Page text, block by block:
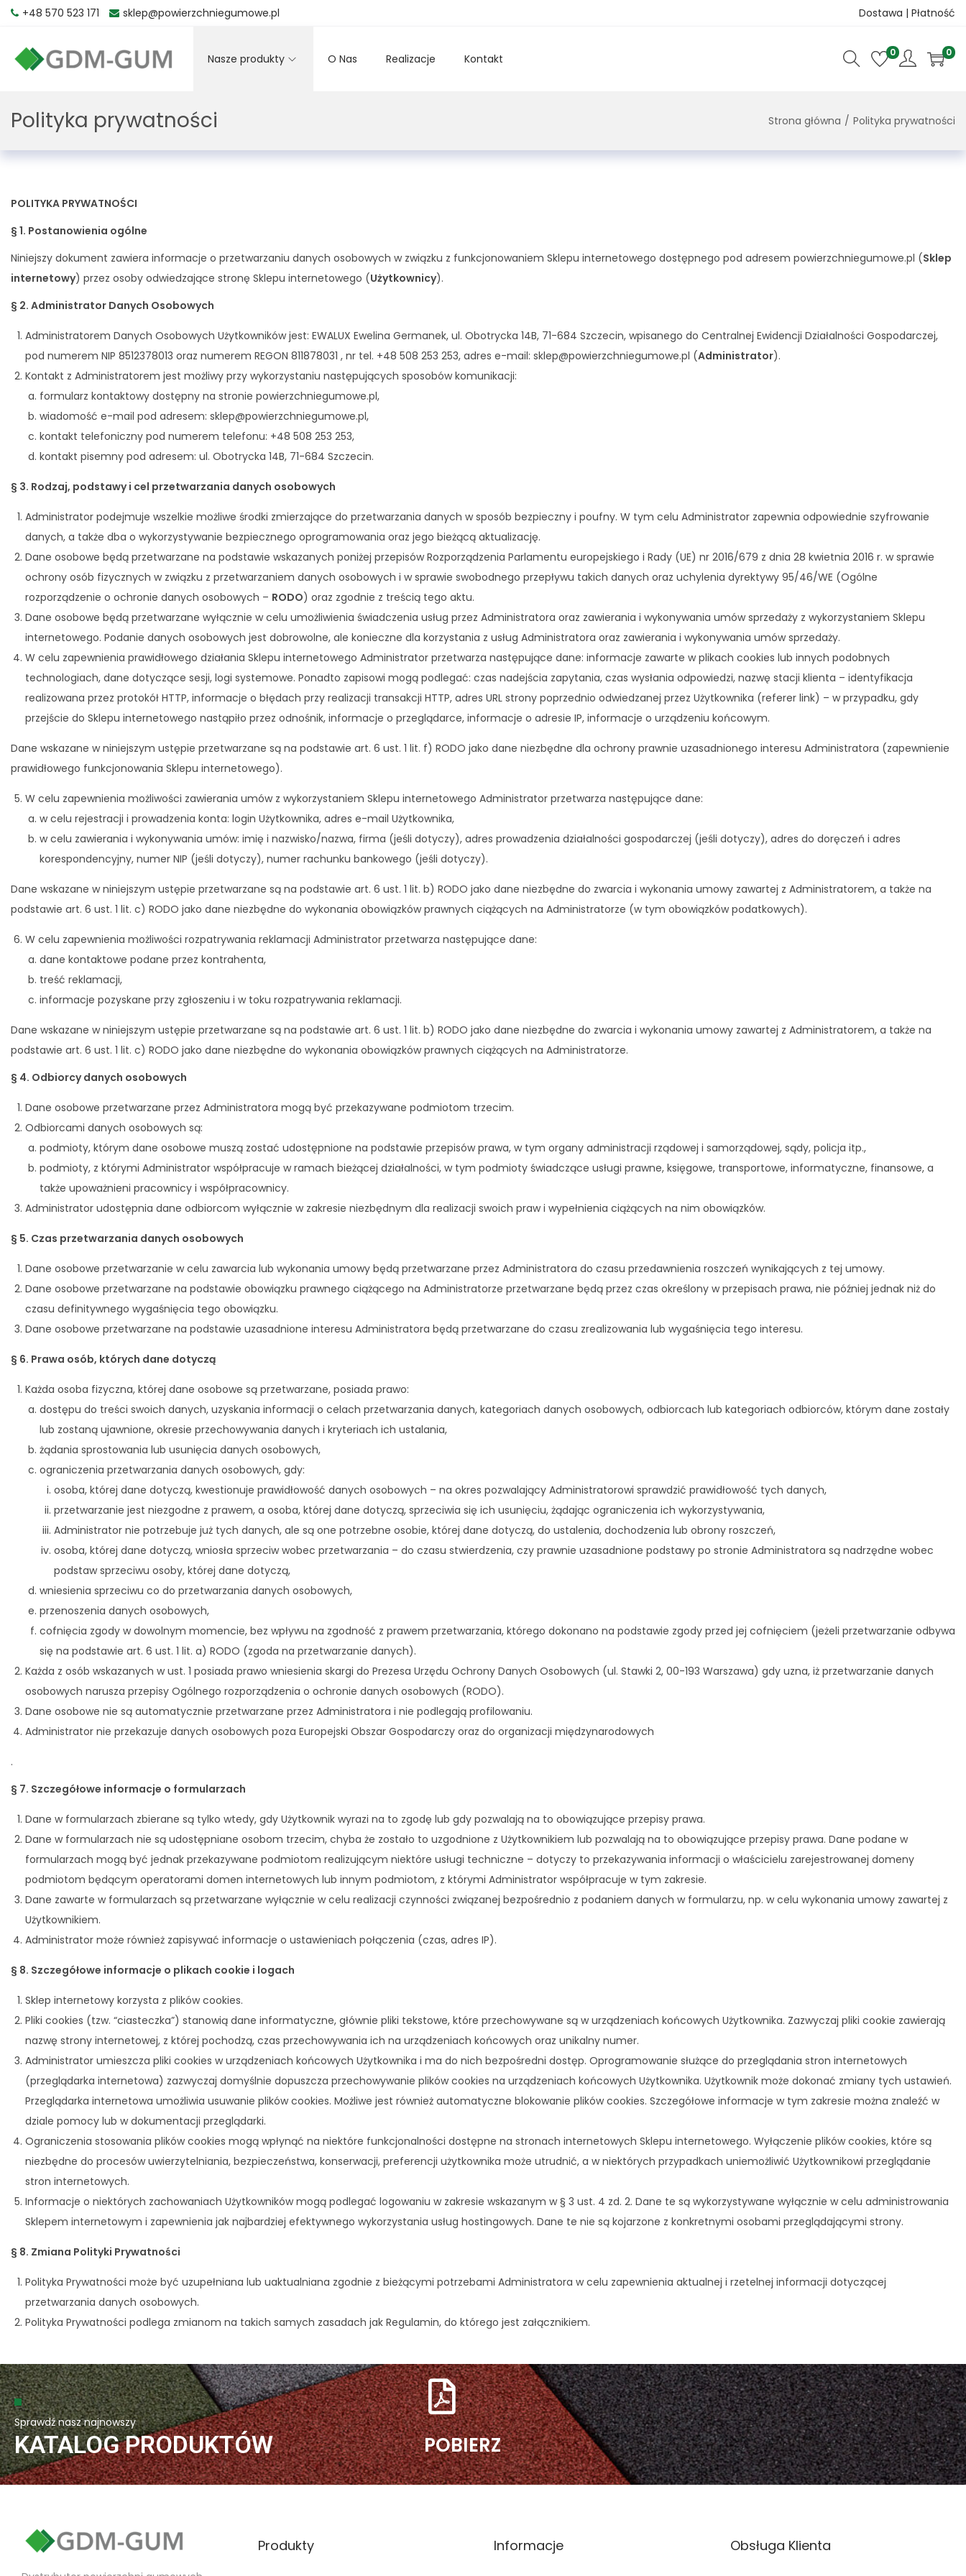
+48 570 523 171 sklep@powierzchniegumowe.pl Dostawa | Płatność
Nasze produkty O Nas Realizacje Kontakt 0 0
Polityka prywatności Strona główna / Polityka prywatności
POLITYKA PRYWATNOŚCI
§ 1. Postanowienia ogólne
Niniejszy dokument zawiera informacje o przetwarzaniu danych osobowych w związku z funkcjonowaniem Sklepu internetowego dostępnego pod adresem powierzchniegumowe.pl (Sklep
internetowy) przez osoby odwiedzające stronę Sklepu internetowego (Użytkownicy).
§ 2. Administrator Danych Osobowych
Administratorem Danych Osobowych Użytkowników jest: EWALUX Ewelina Germanek, ul. Obotrycka 14B, 71-684 Szczecin, wpisanego do Centralnej Ewidencji Działalności Gospodarczej,
pod numerem NIP 8512378013 oraz numerem REGON 811878031 , nr tel. +48 508 253 253, adres e-mail: sklep@powierzchniegumowe.pl (Administrator).
Kontakt z Administratorem jest możliwy przy wykorzystaniu następujących sposobów komunikacji:
formularz kontaktowy dostępny na stronie powierzchniegumowe.pl,
wiadomość e-mail pod adresem: sklep@powierzchniegumowe.pl,
kontakt telefoniczny pod numerem telefonu: +48 508 253 253,
kontakt pisemny pod adresem: ul. Obotrycka 14B, 71-684 Szczecin.
§ 3. Rodzaj, podstawy i cel przetwarzania danych osobowych
Administrator podejmuje wszelkie możliwe środki zmierzające do przetwarzania danych w sposób bezpieczny i poufny. W tym celu Administrator zapewnia odpowiednie szyfrowanie
danych, a także dba o wykorzystywanie bezpiecznego oprogramowania oraz jego bieżącą aktualizację.
Dane osobowe będą przetwarzane na podstawie wskazanych poniżej przepisów Rozporządzenia Parlamentu europejskiego i Rady (UE) nr 2016/679 z dnia 28 kwietnia 2016 r. w sprawie
ochrony osób fizycznych w związku z przetwarzaniem danych osobowych i w sprawie swobodnego przepływu takich danych oraz uchylenia dyrektywy 95/46/WE (Ogólne
rozporządzenie o ochronie danych osobowych – RODO) oraz zgodnie z treścią tego aktu.
Dane osobowe będą przetwarzane wyłącznie w celu umożliwienia świadczenia usług przez Administratora oraz zawierania i wykonywania umów sprzedaży z wykorzystaniem Sklepu
internetowego. Podanie danych osobowych jest dobrowolne, ale konieczne dla korzystania z usług Administratora oraz zawierania i wykonywania umów sprzedaży.
W celu zapewnienia prawidłowego działania Sklepu internetowego Administrator przetwarza następujące dane: informacje zawarte w plikach cookies lub innych podobnych
technologiach, dane dotyczące sesji, logi systemowe. Ponadto zapisowi mogą podlegać: czas nadejścia zapytania, czas wysłania odpowiedzi, nazwę stacji klienta – identyfikacja
realizowana przez protokół HTTP, informacje o błędach przy realizacji transakcji HTTP, adres URL strony poprzednio odwiedzanej przez Użytkownika (referer link) – w przypadku, gdy
przejście do Sklepu internetowego nastąpiło przez odnośnik, informacje o przeglądarce, informacje o adresie IP, informacje o urządzeniu końcowym.
Dane wskazane w niniejszym ustępie przetwarzane są na podstawie art. 6 ust. 1 lit. f) RODO jako dane niezbędne dla ochrony prawnie uzasadnionego interesu Administratora (zapewnienie
prawidłowego funkcjonowania Sklepu internetowego).
W celu zapewnienia możliwości zawierania umów z wykorzystaniem Sklepu internetowego Administrator przetwarza następujące dane:
w celu rejestracji i prowadzenia konta: login Użytkownika, adres e-mail Użytkownika,
w celu zawierania i wykonywania umów: imię i nazwisko/nazwa, firma (jeśli dotyczy), adres prowadzenia działalności gospodarczej (jeśli dotyczy), adres do doręczeń i adres
korespondencyjny, numer NIP (jeśli dotyczy), numer rachunku bankowego (jeśli dotyczy).
Dane wskazane w niniejszym ustępie przetwarzane są na podstawie art. 6 ust. 1 lit. b) RODO jako dane niezbędne do zwarcia i wykonania umowy zawartej z Administratorem, a także na
podstawie art. 6 ust. 1 lit. c) RODO jako dane niezbędne do wykonania obowiązków prawnych ciążących na Administratorze (w tym obowiązków podatkowych).
W celu zapewnienia możliwości rozpatrywania reklamacji Administrator przetwarza następujące dane:
dane kontaktowe podane przez kontrahenta,
treść reklamacji,
informacje pozyskane przy zgłoszeniu i w toku rozpatrywania reklamacji.
Dane wskazane w niniejszym ustępie przetwarzane są na podstawie art. 6 ust. 1 lit. b) RODO jako dane niezbędne do zwarcia i wykonania umowy zawartej z Administratorem, a także na
podstawie art. 6 ust. 1 lit. c) RODO jako dane niezbędne do wykonania obowiązków prawnych ciążących na Administratorze.
§ 4. Odbiorcy danych osobowych
Dane osobowe przetwarzane przez Administratora mogą być przekazywane podmiotom trzecim.
Odbiorcami danych osobowych są:
podmioty, którym dane osobowe muszą zostać udostępnione na podstawie przepisów prawa, w tym organy administracji rządowej i samorządowej, sądy, policja itp.,
podmioty, z którymi Administrator współpracuje w ramach bieżącej działalności, w tym podmioty świadczące usługi prawne, księgowe, transportowe, informatyczne, finansowe, a
także upoważnieni pracownicy i współpracownicy.
Administrator udostępnia dane odbiorcom wyłącznie w zakresie niezbędnym dla realizacji swoich praw i wypełnienia ciążących na nim obowiązków.
§ 5. Czas przetwarzania danych osobowych
Dane osobowe przetwarzanie w celu zawarcia lub wykonania umowy będą przetwarzane przez Administratora do czasu przedawnienia roszczeń wynikających z tej umowy.
Dane osobowe przetwarzane na podstawie obowiązku prawnego ciążącego na Administratorze przetwarzane będą przez czas określony w przepisach prawa, nie później jednak niż do
czasu definitywnego wygaśnięcia tego obowiązku.
Dane osobowe przetwarzane na podstawie uzasadnione interesu Administratora będą przetwarzane do czasu zrealizowania lub wygaśnięcia tego interesu.
§ 6. Prawa osób, których dane dotyczą
Każda osoba fizyczna, której dane osobowe są przetwarzane, posiada prawo:
dostępu do treści swoich danych, uzyskania informacji o celach przetwarzania danych, kategoriach danych osobowych, odbiorcach lub kategoriach odbiorców, którym dane zostały
lub zostaną ujawnione, okresie przechowywania danych i kryteriach ich ustalania,
żądania sprostowania lub usunięcia danych osobowych,
ograniczenia przetwarzania danych osobowych, gdy:
osoba, której dane dotyczą, kwestionuje prawidłowość danych osobowych – na okres pozwalający Administratorowi sprawdzić prawidłowość tych danych,
przetwarzanie jest niezgodne z prawem, a osoba, której dane dotyczą, sprzeciwia się ich usunięciu, żądając ograniczenia ich wykorzystywania,
Administrator nie potrzebuje już tych danych, ale są one potrzebne osobie, której dane dotyczą, do ustalenia, dochodzenia lub obrony roszczeń,
osoba, której dane dotyczą, wniosła sprzeciw wobec przetwarzania – do czasu stwierdzenia, czy prawnie uzasadnione podstawy po stronie Administratora są nadrzędne wobec
podstaw sprzeciwu osoby, której dane dotyczą,
wniesienia sprzeciwu co do przetwarzania danych osobowych,
przenoszenia danych osobowych,
cofnięcia zgody w dowolnym momencie, bez wpływu na zgodność z prawem przetwarzania, którego dokonano na podstawie zgody przed jej cofnięciem (jeżeli przetwarzanie odbywa
się na podstawie art. 6 ust. 1 lit. a) RODO (zgoda na przetwarzanie danych).
Każda z osób wskazanych w ust. 1 posiada prawo wniesienia skargi do Prezesa Urzędu Ochrony Danych Osobowych (ul. Stawki 2, 00-193 Warszawa) gdy uzna, iż przetwarzanie danych
osobowych narusza przepisy Ogólnego rozporządzenia o ochronie danych osobowych (RODO).
Dane osobowe nie są automatycznie przetwarzane przez Administratora i nie podlegają profilowaniu.
Administrator nie przekazuje danych osobowych poza Europejski Obszar Gospodarczy oraz do organizacji międzynarodowych
.
§ 7. Szczegółowe informacje o formularzach
Dane w formularzach zbierane są tylko wtedy, gdy Użytkownik wyrazi na to zgodę lub gdy pozwalają na to obowiązujące przepisy prawa.
Dane w formularzach nie są udostępniane osobom trzecim, chyba że zostało to uzgodnione z Użytkownikiem lub pozwalają na to obowiązujące przepisy prawa. Dane podane w
formularzach mogą być jednak przekazywane podmiotom realizującym niektóre usługi techniczne – dotyczy to przekazywania informacji o właścicielu zarejestrowanej domeny
podmiotom będącym operatorami domen internetowych lub innym podmiotom, z którymi Administrator współpracuje w tym zakresie.
Dane zawarte w formularzach są przetwarzane wyłącznie w celu realizacji czynności związanej bezpośrednio z podaniem danych w formularzu, np. w celu wykonania umowy zawartej z
Użytkownikiem.
Administrator może również zapisywać informacje o ustawieniach połączenia (czas, adres IP).
§ 8. Szczegółowe informacje o plikach cookie i logach
Sklep internetowy korzysta z plików cookies.
Pliki cookies (tzw. “ciasteczka”) stanowią dane informatyczne, głównie pliki tekstowe, które przechowywane są w urządzeniach końcowych Użytkownika. Zazwyczaj pliki cookie zawierają
nazwę strony internetowej, z której pochodzą, czas przechowywania ich na urządzeniach końcowych oraz unikalny numer.
Administrator umieszcza pliki cookies w urządzeniach końcowych Użytkownika i ma do nich bezpośredni dostęp. Oprogramowanie służące do przeglądania stron internetowych
(przeglądarka internetowa) zazwyczaj domyślnie dopuszcza przechowywanie plików cookies na urządzeniach końcowych Użytkownika. Użytkownik może dokonać zmiany tych ustawień.
Przeglądarka internetowa umożliwia usuwanie plików cookies. Możliwe jest również automatyczne blokowanie plików cookies. Szczegółowe informacje w tym zakresie można znaleźć w
dziale pomocy lub w dokumentacji przeglądarki.
Ograniczenia stosowania plików cookies mogą wpłynąć na niektóre funkcjonalności dostępne na stronach internetowych Sklepu internetowego. Wyłączenie plików cookies, które są
niezbędne do procesów uwierzytelniania, bezpieczeństwa, konserwacji, preferencji użytkownika może utrudnić, a w niektórych przypadkach uniemożliwić Użytkownikowi przeglądanie
stron internetowych.
Informacje o niektórych zachowaniach Użytkowników mogą podlegać logowaniu w zakresie wskazanym w § 3 ust. 4 zd. 2. Dane te są wykorzystywane wyłącznie w celu administrowania
Sklepem internetowym i zapewnienia jak najbardziej efektywnego wykorzystania usług hostingowych. Dane te nie są kojarzone z konkretnymi osobami przeglądającymi strony.
§ 8. Zmiana Polityki Prywatności
Polityka Prywatności może być uzupełniana lub uaktualniana zgodnie z bieżącymi potrzebami Administratora w celu zapewnienia aktualnej i rzetelnej informacji dotyczącej
przetwarzania danych osobowych.
Polityka Prywatności podlega zmianom na takich samych zasadach jak Regulamin, do którego jest załącznikiem.
Sprawdź nasz najnowszy
KATALOG PRODUKTÓW POBIERZ
Produkty Informacje Obsługa Klienta